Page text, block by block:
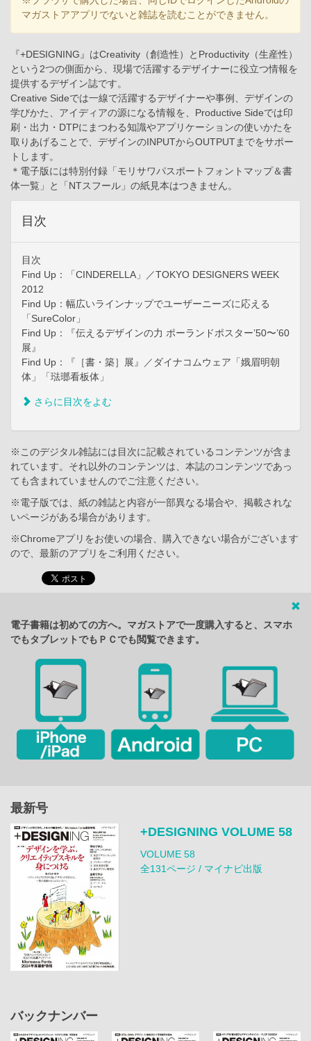
マガストアアプリでないと雑誌を読むことができません。
『+DESIGNING』はCreativity（創造性）とProductivity（生産性）
という2つの側面から、現場で活躍するデザイナーに役立つ情報を
提供するデザイン誌です。
Creative Sideでは一線で活躍するデザイナーや事例、デザインの
学びかた、アイディアの源になる情報を、Productive Sideでは印
刷・出力・DTPにまつわる知識やアプリケーションの使いかたを
取りあげることで、デザインのINPUTからOUTPUTまでをサポー
トします。
＊電子版には特別付録「モリサワパスポートフォントマップ＆書
体一覧」と「NTスフール」の紙見本はつきません。
目次
目次
Find Up：「CINDERELLA」／TOKYO DESIGNERS WEEK
2012
Find Up：幅広いラインナップでユーザーニーズに応える
「SureColor」
Find Up：『伝えるデザインの力 ポーランドポスター’50〜’60
展』
Find Up：『［書・築］展』／ダイナコムウェア「娥眉明朝
体」「琺瑯看板体」
さらに目次をよむ
※このデジタル雑誌には目次に記載されているコンテンツが含ま
れています。それ以外のコンテンツは、本誌のコンテンツであっ
ても含まれていませんのでご注意ください。
※電子版では、紙の雑誌と内容が一部異なる場合や、掲載されな
いページがある場合があります。
※Chromeアプリをお使いの場合、購入できない場合がございます
ので、最新のアプリをご利用ください。
電子書籍は初めての方へ。マガストアで一度購入すると、スマホ
でもタブレットでもＰＣでも閲覧できます。
最新号
+DESIGNING VOLUME 58
VOLUME 58
全131ページ / マイナビ出版
バックナンバー